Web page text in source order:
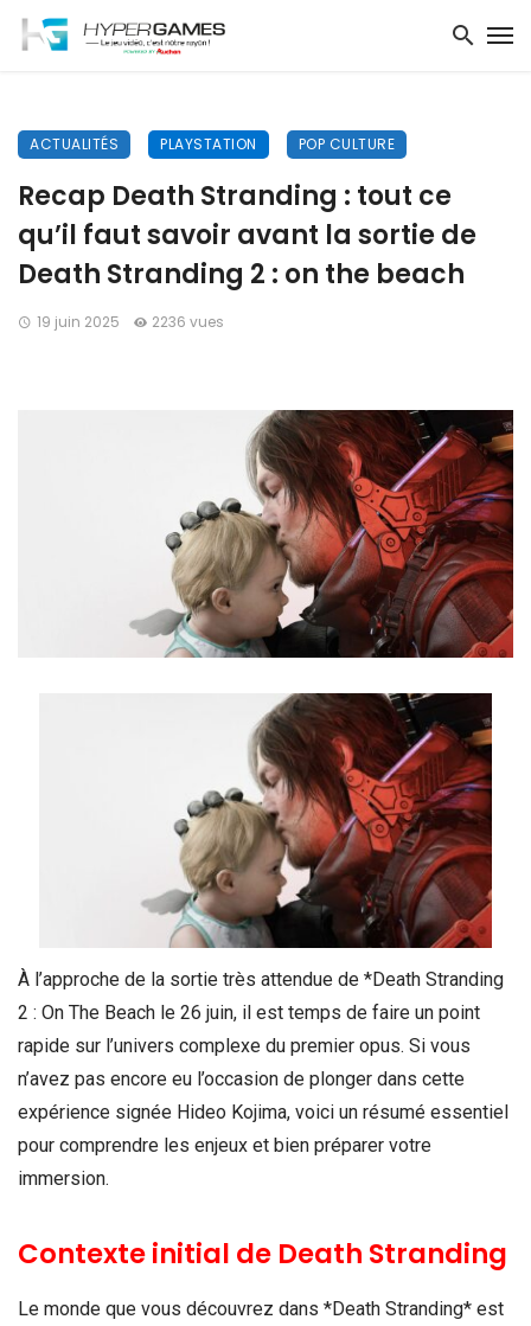
ACTUALITÉS PLAYSTATION POP CULTURE
Recap Death Stranding : tout ce
qu’il faut savoir avant la sortie de
Death Stranding 2 : on the beach
19 juin 2025 2236 vues
À l’approche de la sortie très attendue de *Death Stranding
2 : On The Beach le 26 juin, il est temps de faire un point
rapide sur l’univers complexe du premier opus. Si vous
n’avez pas encore eu l’occasion de plonger dans cette
expérience signée Hideo Kojima, voici un résumé essentiel
pour comprendre les enjeux et bien préparer votre
immersion.
Contexte initial de Death Stranding
Le monde que vous découvrez dans *Death Stranding* est